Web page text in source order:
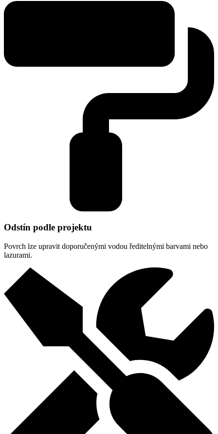
Odstín podle projektu
Povrch lze upravit doporučenými vodou ředitelnými barvami nebo
lazurami.